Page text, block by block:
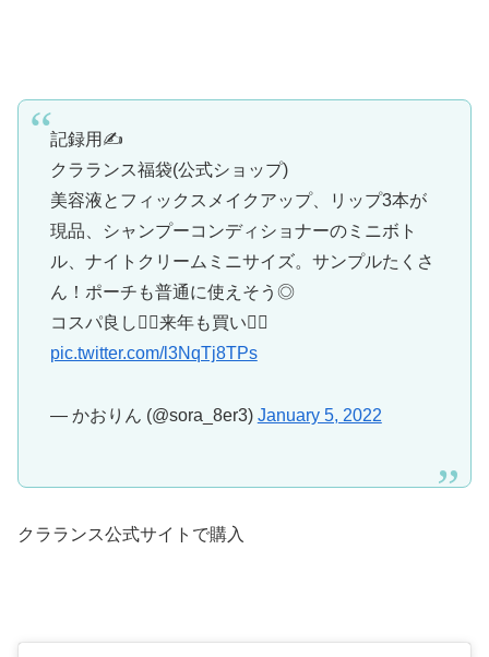
記録用✍️
クラランス福袋(公式ショップ)
美容液とフィックスメイクアップ、リップ3本が
現品、シャンプーコンディショナーのミニボト
ル、ナイトクリームミニサイズ。サンプルたくさ
ん！ポーチも普通に使えそう◎
コスパ良し🙆‍♀️来年も買い🙆‍♀️
pic.twitter.com/l3NqTj8TPs
— かおりん (@sora_8er3) January 5, 2022
クラランス公式サイトで購入